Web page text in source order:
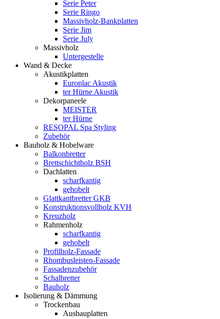
Serie Peter
Serie Ringo
Massivholz-Bankplatten
Serie Jim
Serie July
Massivholz
Untergestelle
Wand & Decke
Akustikplatten
Europlac Akustik
ter Hürne Akustik
Dekorpaneele
MEISTER
ter Hürne
RESOPAL Spa Styling
Zubehör
Bauholz & Hobelware
Balkonbretter
Brettschichtholz BSH
Dachlatten
scharfkantig
gehobelt
Glattkantbretter GKB
Konstruktionsvollholz KVH
Kreuzholz
Rahmenholz
scharfkantig
gehobelt
Profilholz-Fassade
Rhombusleisten-Fassade
Fassadenzubehör
Schalbretter
Bauholz
Isolierung & Dämmung
Trockenbau
Ausbauplatten